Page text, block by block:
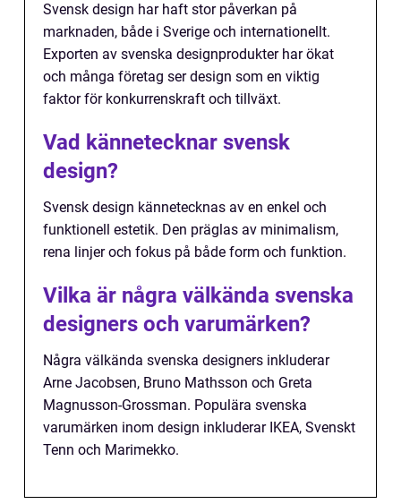
Svensk design har haft stor påverkan på
marknaden, både i Sverige och internationellt.
Exporten av svenska designprodukter har ökat
och många företag ser design som en viktig
faktor för konkurrenskraft och tillväxt.
Vad kännetecknar svensk
design?
Svensk design kännetecknas av en enkel och
funktionell estetik. Den präglas av minimalism,
rena linjer och fokus på både form och funktion.
Vilka är några välkända svenska
designers och varumärken?
Några välkända svenska designers inkluderar
Arne Jacobsen, Bruno Mathsson och Greta
Magnusson-Grossman. Populära svenska
varumärken inom design inkluderar IKEA, Svenskt
Tenn och Marimekko.